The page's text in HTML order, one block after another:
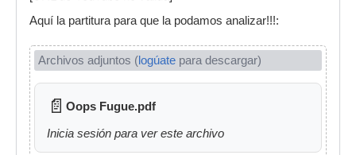
Aquí la partitura para que la podamos analizar!!!:
Archivos adjuntos (logúate para descargar)
📄 Oops Fugue.pdf
Inicia sesión para ver este archivo